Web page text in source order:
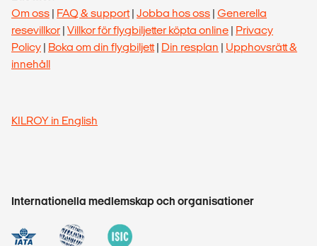
Om oss | FAQ & support| Jobba hos oss | Generella
resevillkor | Villkor för flygbiljetter köpta online | Privacy
Policy | Boka om din flygbiljett| Din resplan | Upphovsrätt &
innehåll
KILROY in English
Internationella medlemskap och organisationer